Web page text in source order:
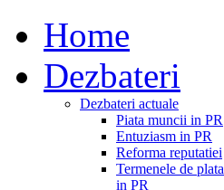
Home
Dezbateri
Dezbateri actuale
Piata muncii in PR
Entuziasm in PR
Reforma reputatiei
Termenele de plata
in PR